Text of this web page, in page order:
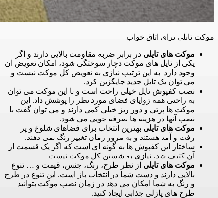
موکت تایلی برای اتاق خواب
موکت های تایلی در برابر ضربه مقاومت بالایی دارند و اگر
یکی از تایل های موکت دچار سوختگی شود، امکان تعویض آن
وجود دارد. به این ترتیب نیازی به تعویض کل موکت نیست و
می توان یک تایل جدید جایگزین کرد.
نصب کفپوش تایل خیلی راحت است و با این موکت می توان
به راحتی همه زوایای فضای مورد نظر را پوشش داد. این
موکت ها پرتی و دور ریز خیلی کمی دارند و می توان گفت با
نصب آنها در هزینه ها صرفه جویی می شود.
موکت های تایلی بهترین انتخاب برای فضاهای شلوغ و پر
رفت و آمد هستند و به مرور زمان تغییر رنگ نمی دهند.
ساختار این کفپوش ها به گونه ای است که اگر یک قسمت از
آن کثیف شد، نیازی به شستن کل موکت نیست.
موکت های تایلی از نظر طرح، رنگ، جنس، قیمت و … تنوع
بالایی دارند و دست شما در انتخاب باز است. این تنوع در طرح
و رنگ به شما امکان می دهد در زمان نصب موکت بتوانید
طرح های پازلی جذابی ایجاد کنید.